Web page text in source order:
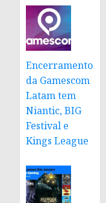
Encerramento
da Gamescom
Latam tem
Niantic, BIG
Festival e
Kings League